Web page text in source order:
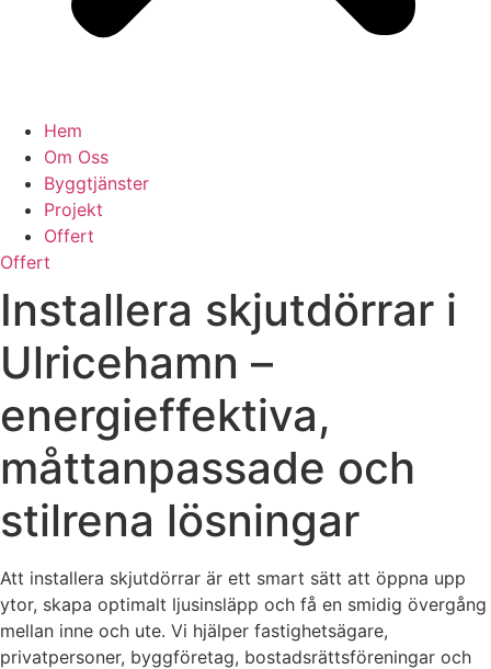
Hem
Om Oss
Byggtjänster
Projekt
Offert
Offert
Installera skjutdörrar i
Ulricehamn –
energieffektiva,
måttanpassade och
stilrena lösningar
Att installera skjutdörrar är ett smart sätt att öppna upp
ytor, skapa optimalt ljusinsläpp och få en smidig övergång
mellan inne och ute. Vi hjälper fastighetsägare,
privatpersoner, byggföretag, bostadsrättsföreningar och